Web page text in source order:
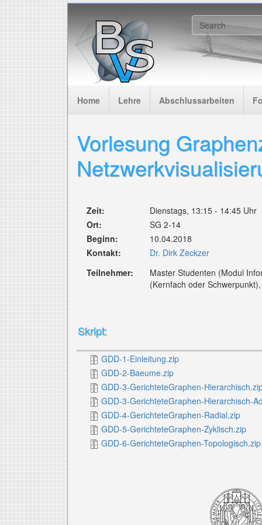
Search
Home Lehre Abschlussarbeiten
Vorlesung
Zeit:
Dienstags, 13:15 - 14:45 Uhr
Ort:
SG 2-14
Beginn:
10.04.2018
Kontakt:
Dr. Dirk Zeckzer
Teilnehmer:
Master Studenten (Modul
(Kernfach oder
Skript:
GDD-1-Einleitung.zip
GDD-2-Baeume.zip
GDD-3-GerichteteGraphen-
GDD-3-GerichteteGraphen-Hierarchisch-
GDD-4-GerichteteGraphen-Radial.zip
GDD-5-GerichteteGraphen-Zyklisch.zip
GDD-6-GerichteteGraphen-Topologisch.zip